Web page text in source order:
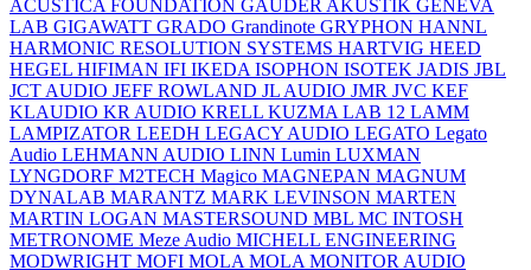
ACUSTICA FOUNDATION GAUDER AKUSTIK GENEVA
LAB GIGAWATT GRADO Grandinote GRYPHON HANNL
HARMONIC RESOLUTION SYSTEMS HARTVIG HEED
HEGEL HIFIMAN IFI IKEDA ISOPHON ISOTEK JADIS JBL
JCT AUDIO JEFF ROWLAND JL AUDIO JMR JVC KEF
KLAUDIO KR AUDIO KRELL KUZMA LAB 12 LAMM
LAMPIZATOR LEEDH LEGACY AUDIO LEGATO Legato
Audio LEHMANN AUDIO LINN Lumin LUXMAN
LYNGDORF M2TECH Magico MAGNEPAN MAGNUM
DYNALAB MARANTZ MARK LEVINSON MARTEN
MARTIN LOGAN MASTERSOUND MBL MC INTOSH
METRONOME Meze Audio MICHELL ENGINEERING
MODWRIGHT MOFI MOLA MOLA MONITOR AUDIO